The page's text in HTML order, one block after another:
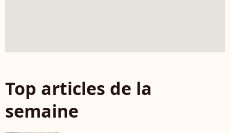
Top articles de la
semaine